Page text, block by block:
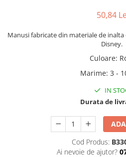
50,84
Manusi fabricate din materiale de
Disney.
Culoare:
Marime: 3 -
IN
Durata de
Cod Produs:
Ai nevoie de ajutor?